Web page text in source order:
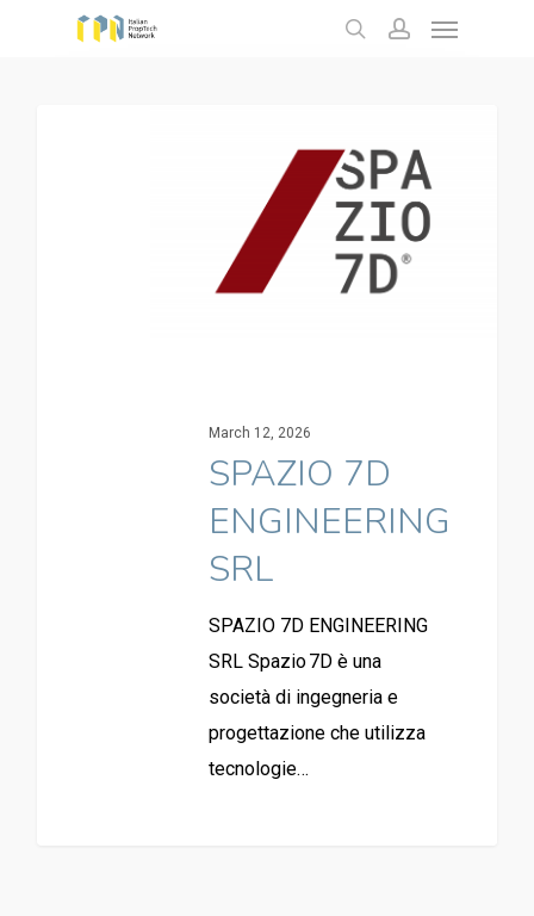
March 12, 2026
SPAZIO 7D
ENGINEERING
SRL
SPAZIO 7D ENGINEERING
SRL Spazio 7D è una
società di ingegneria e
progettazione che utilizza
tecnologie…